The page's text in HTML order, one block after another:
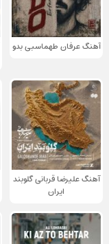
آهنگ عرفان طهماسبی بدو
آهنگ علیرضا قربانی گلوبند
ایران